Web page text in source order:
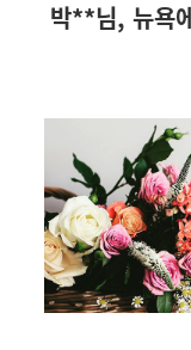
박**님, 뉴욕